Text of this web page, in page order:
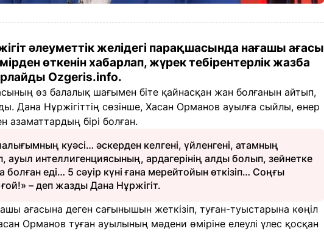
әлеуметтік желідегі парақшасында нағашы ағасы
өткенін хабарлап, жүрек тебірентерлік жазба
Ozgeris.info.
өз балалық шағымен біте қайнасқан жан болғанын айтып,
Дана Нұржігіттің сөзінше, Хасан Орманов ауылға сыйлы, өнер
азаматтардың бірі болған.
куәсі… әскерден келгені, үйленгені, атамның
интеллигенциясының, ардагерінің алды болып, зейнетке
еді… 5 сәуір күні ғана мерейтойын өткізіп… Соңғы
– деп жазды Дана Нұржігіт.
ағасына деген сағынышын жеткізіп, туған-туыстарына көңіл
Орманов туған ауылының мәдени өміріне елеулі үлес қосқан